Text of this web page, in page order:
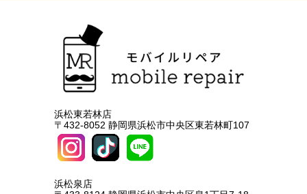
浜松東若林店
〒432-8052 静岡県浜松市中央区東若林町107
浜松泉店